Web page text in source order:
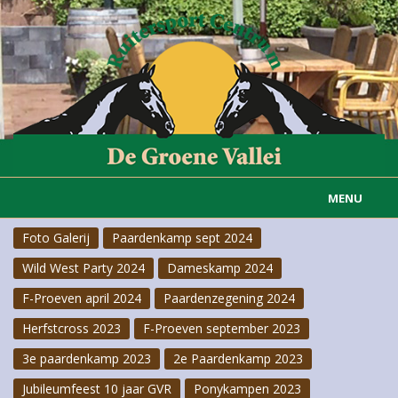
MENU
Home
Informatie
Actueel
Rijvereniging
Foto Galerij
Paardenkamp sept 2024
Wild West Party 2024
Dameskamp 2024
F-Proeven april 2024
Paardenzegening 2024
Herfstcross 2023
F-Proeven september 2023
3e paardenkamp 2023
2e Paardenkamp 2023
Jubileumfeest 10 jaar GVR
Ponykampen 2023